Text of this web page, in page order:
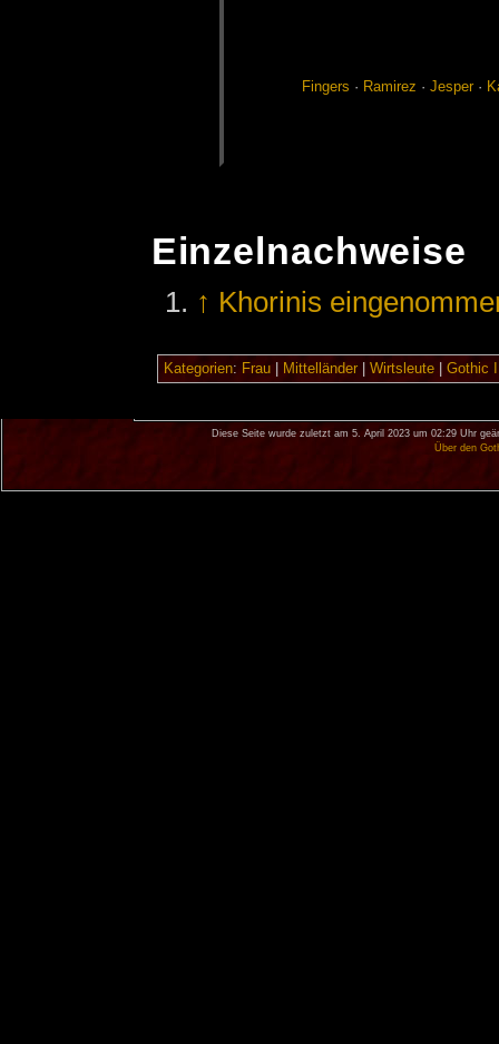
Fin­gers · Ra­mi­rez ·Je­sper ·
Einzelnachweise
↑ Khorinis
Kategorien: Frau| Mittelländer| Wirtsleute| Gothic
Diese Seite wurde zuletzt am 5. April 2023 um 02:29 Uhr
Über den